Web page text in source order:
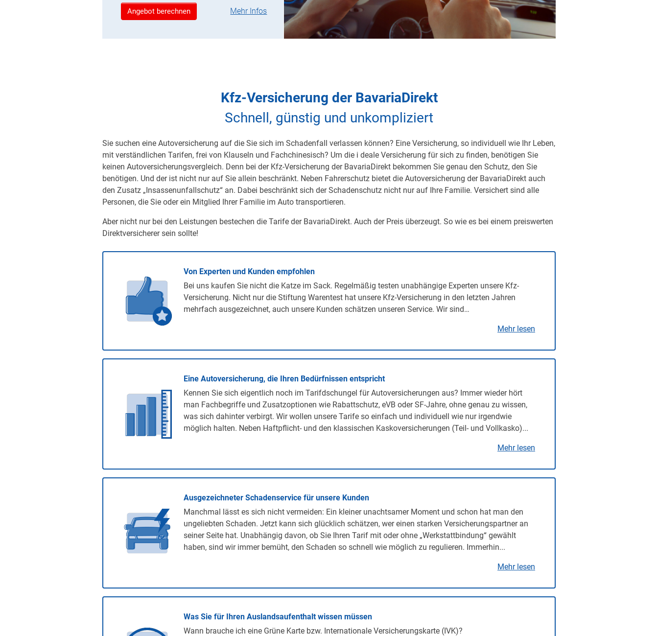
Angebot berechnen Mehr Infos
Kfz-Versicherung der BavariaDirekt
Schnell, günstig und unkompliziert
Sie suchen eine Autoversicherung auf die Sie sich im Schadenfall verlassen können? Eine Versicherung, so individuell wie Ihr Leben,
mit verständlichen Tarifen, frei von Klauseln und Fachchinesisch? Um die i deale Versicherung für sich zu finden, benötigen Sie
keinen Autoversicherungsvergleich. Denn bei der Kfz-Versicherung der BavariaDirekt bekommen Sie genau den Schutz, den Sie
benötigen. Und der ist nicht nur auf Sie allein beschränkt. Neben Fahrerschutz bietet die Autoversicherung der BavariaDirekt auch
den Zusatz „Insassenunfallschutz“ an. Dabei beschränkt sich der Schadenschutz nicht nur auf Ihre Familie. Versichert sind alle
Personen, die Sie oder ein Mitglied Ihrer Familie im Auto transportieren.
Aber nicht nur bei den Leistungen bestechen die Tarife der BavariaDirekt. Auch der Preis überzeugt. So wie es bei einem preiswerten
Direktversicherer sein sollte!
Von Experten und Kunden empfohlen
Bei uns kaufen Sie nicht die Katze im Sack. Regelmäßig testen unabhängige Experten unsere Kfz-
Versicherung. Nicht nur die Stiftung Warentest hat unsere Kfz-Versicherung in den letzten Jahren
mehrfach ausgezeichnet, auch unsere Kunden schätzen unseren Service. Wir sind…
Mehr lesen
Eine Autoversicherung, die Ihren Bedürfnissen entspricht
Kennen Sie sich eigentlich noch im Tarifdschungel für Autoversicherungen aus? Immer wieder hört
man Fachbegriffe und Zusatzoptionen wie Rabattschutz, eVB oder SF-Jahre, ohne genau zu wissen,
was sich dahinter verbirgt. Wir wollen unsere Tarife so einfach und individuell wie nur irgendwie
möglich halten. Neben Haftpflicht- und den klassischen Kaskoversicherungen (Teil- und Vollkasko)...
Mehr lesen
Ausgezeichneter Schadenservice für unsere Kunden
Manchmal lässt es sich nicht vermeiden: Ein kleiner unachtsamer Moment und schon hat man den
ungeliebten Schaden. Jetzt kann sich glücklich schätzen, wer einen starken Versicherungspartner an
seiner Seite hat. Unabhängig davon, ob Sie Ihren Tarif mit oder ohne „Werkstattbindung“ gewählt
haben, sind wir immer bemüht, den Schaden so schnell wie möglich zu regulieren. Immerhin...
Mehr lesen
Was Sie für Ihren Auslandsaufenthalt wissen müssen
Wann brauche ich eine Grüne Karte bzw. Internationale Versicherungskarte (IVK)?